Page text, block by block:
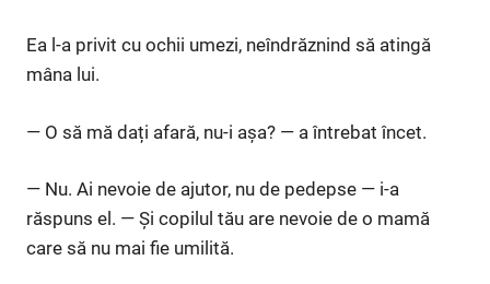
Ea l-a privit cu ochii umezi, neîndrăznind să atingă
mâna lui.
— O să mă dați afară, nu-i așa? — a întrebat încet.
— Nu. Ai nevoie de ajutor, nu de pedepse — i-a
răspuns el. — Și copilul tău are nevoie de o mamă
care să nu mai fie umilită.